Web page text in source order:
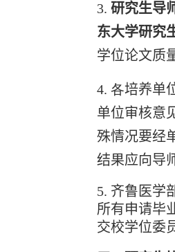
3. 研究生导
东大学研究
学位论文质
4. 各培养单
单位审核意
殊情况要经
结果应向导
5. 齐鲁医学
所有申请毕
交校学位委